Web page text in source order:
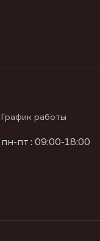
График работы
пн-пт : 09:00-18:00